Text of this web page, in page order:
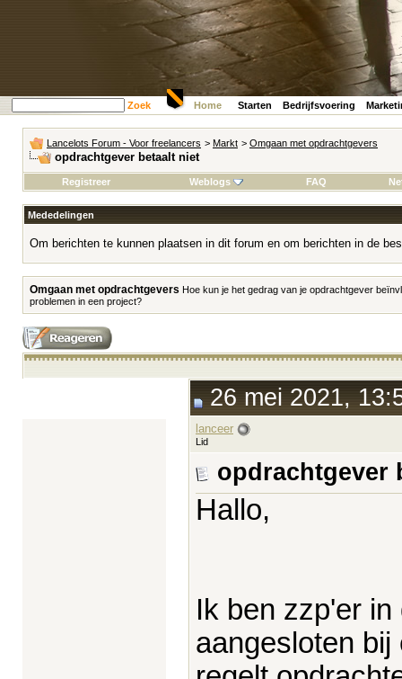
Zoek Home Starten Bedrijfsvoering
Lancelots Forum - Voor freelancers > Markt > Omgaan met opdrachtgevers
opdrachtgever betaalt niet
Registreer Weblogs FAQ
Mededelingen
Om berichten te kunnen plaatsen in dit forum en om berichten in de
Omgaan met opdrachtgevers Hoe kun je het gedrag van je opdrachtgever
problemen in een project?
26 mei 2021,
lanceer
Lid
opdrachtgever
Hallo,
Ik ben zzp'er
aangesloten